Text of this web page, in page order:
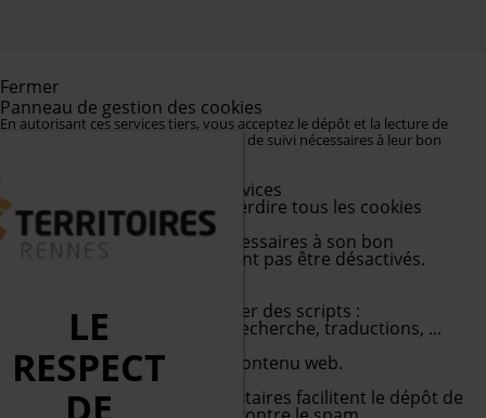
Fermer
Panneau de gestion des cookies
En autorisant ces services tiers, vous acceptez le dépôt et la lecture de
cookies et l'utilisation de technologies de suivi nécessaires à leur bon
Préférences pour tous les services
Autoriser tous les cookies Interdire tous les cookies
Cookies obligatoires
Ce site utilise des cookies nécessaires à son bon
fonctionnement qui ne peuvent pas être désactivés.
Les APIs permettent de charger des scripts :
géolocalisation, moteurs de recherche, traductions, ...
Services visant à afficher du contenu web.
Commentaires
Les gestionnaires de commentaires facilitent le dépôt de
LE
RESPECT
DE